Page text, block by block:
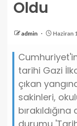
Oldu
admin Haziran
tarihi Gazi
çıkan
sakinleri,